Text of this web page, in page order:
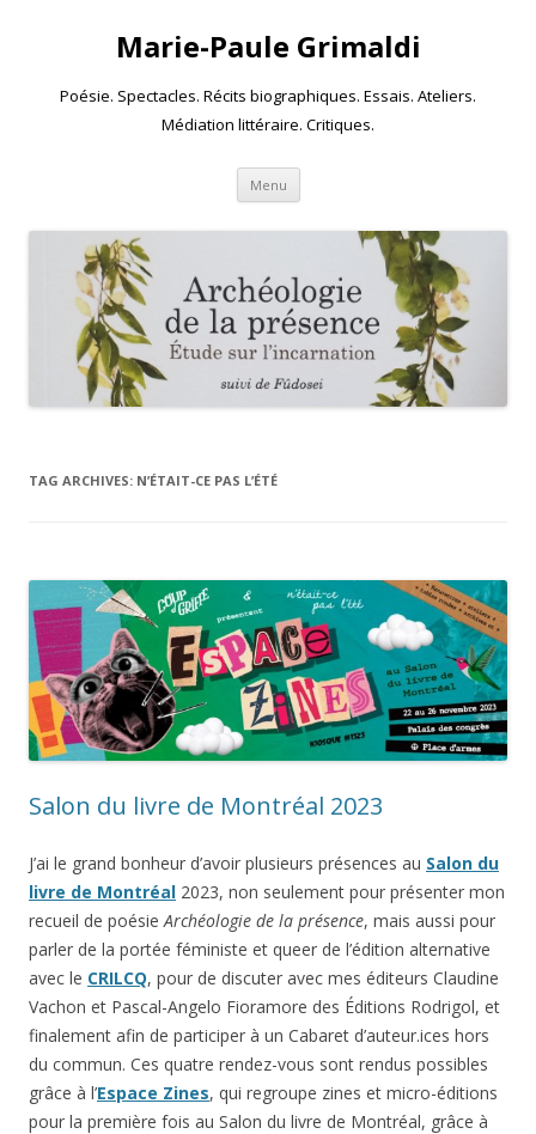
Marie-Paule Grimaldi
Poésie. Spectacles. Récits biographiques. Essais. Ateliers.
Médiation littéraire. Critiques.
Menu Skip to content
TAG ARCHIVES: N’ÉTAIT-CE PAS L’ÉTÉ
Salon du livre de Montréal 2023
J’ai le grand bonheur d’avoir plusieurs présences au Salon du
livre de Montréal 2023, non seulement pour présenter mon
recueil de poésieArchéologie de la présence, mais aussi pour
parler de la portée féministe et queer de l’édition alternative
avec le CRILCQ, pour de discuter avec mes éditeurs Claudine
Vachon et Pascal-Angelo Fioramore des Éditions Rodrigol, et
finalement afin de participer à un Cabaret d’auteur.ices hors
du commun. Ces quatre rendez-vous sont rendus possibles
grâce à l’Espace Zines, qui regroupe zines et micro-éditions
pour la première fois au Salon du livre de Montréal, grâce à